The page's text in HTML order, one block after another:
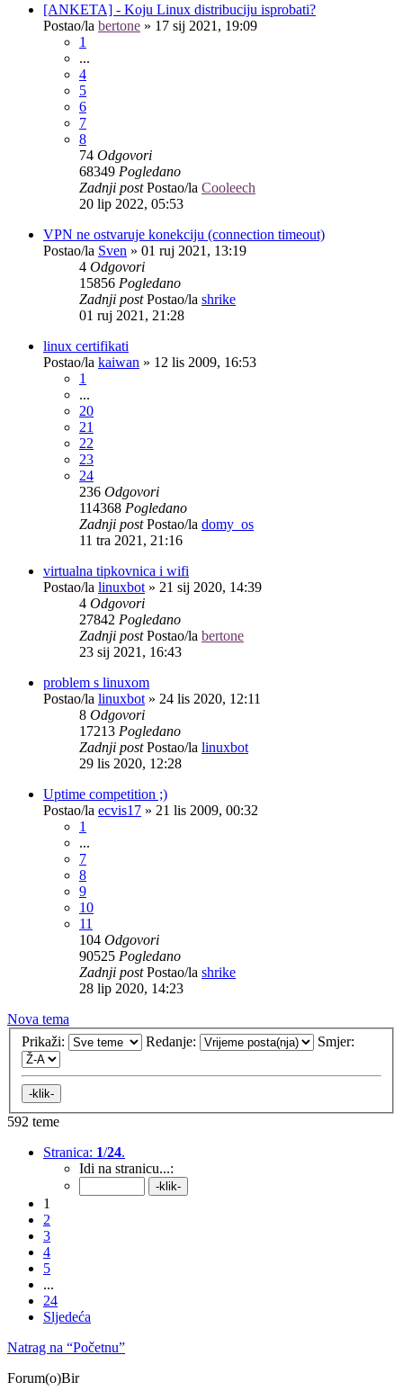
[ANKETA] - Koju Linux distribuciju isprobati?
Postao/la bertone » 17 sij 2021, 19:09
1
...
4
5
6
7
8
74 Odgovori
68349 Pogledano
Zadnji postPostao/la Cooleech
20 lip 2022, 05:53
VPN ne ostvaruje konekciju (connection timeout)
Postao/la Sven » 01 ruj 2021, 13:19
4 Odgovori
15856 Pogledano
Zadnji postPostao/la shrike
01 ruj 2021, 21:28
linux certifikati
Postao/la kaiwan » 12 lis 2009, 16:53
1
...
20
21
22
23
24
236 Odgovori
114368 Pogledano
Zadnji postPostao/la domy_os
11 tra 2021, 21:16
virtualna tipkovnica i wifi
Postao/la linuxbot » 21 sij 2020, 14:39
4 Odgovori
27842 Pogledano
Zadnji postPostao/la bertone
23 sij 2021, 16:43
problem s linuxom
Postao/la linuxbot » 24 lis 2020, 12:11
8 Odgovori
17213 Pogledano
Zadnji postPostao/la linuxbot
29 lis 2020, 12:28
Uptime competition ;)
Postao/la ecvis17 » 21 lis 2009, 00:32
1
...
7
8
9
10
11
104 Odgovori
90525 Pogledano
Zadnji postPostao/la shrike
28 lip 2020, 14:23
Nova tema
Prikaži:
Redanje: Smjer:
592 teme
Stranica: 1/24.
Idi na stranicu...:
1
2
3
4
5
...
24
Sljedeća
Natrag na “Početnu”
Forum(o)Bir